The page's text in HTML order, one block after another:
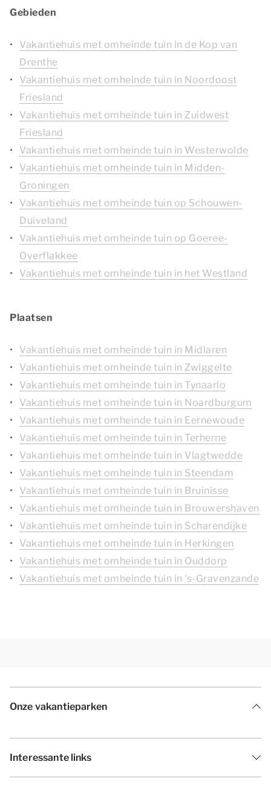
Gebieden
Vakantiehuis met omheinde tuin in de Kop van
Drenthe
Vakantiehuis met omheinde tuin in Noordoost
Friesland
Vakantiehuis met omheinde tuin in Zuidwest
Friesland
Vakantiehuis met omheinde tuin in Westerwolde
Vakantiehuis met omheinde tuin in Midden-
Groningen
Vakantiehuis met omheinde tuin op Schouwen-
Duiveland
Vakantiehuis met omheinde tuin op Goeree-
Overflakkee
Vakantiehuis met omheinde tuin in het Westland
Plaatsen
Vakantiehuis met omheinde tuin in Midlaren
Vakantiehuis met omheinde tuin in Zwiggelte
Vakantiehuis met omheinde tuin in Tynaarlo
Vakantiehuis met omheinde tuin in Noardburgum
Vakantiehuis met omheinde tuin in Eernewoude
Vakantiehuis met omheinde tuin in Terherne
Vakantiehuis met omheinde tuin in Vlagtwedde
Vakantiehuis met omheinde tuin in Steendam
Vakantiehuis met omheinde tuin in Bruinisse
Vakantiehuis met omheinde tuin in Brouwershaven
Vakantiehuis met omheinde tuin in Scharendijke
Vakantiehuis met omheinde tuin in Herkingen
Vakantiehuis met omheinde tuin in Ouddorp
Vakantiehuis met omheinde tuin in 's-Gravenzande
Onze vakantieparken
Interessante links